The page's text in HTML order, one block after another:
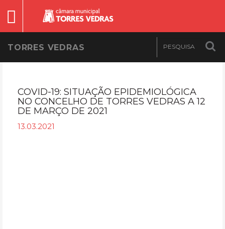
TORRES VEDRAS
COVID-19: SITUAÇÃO EPIDEMIOLÓGICA
NO CONCELHO DE TORRES VEDRAS A 12
DE MARÇO DE 2021
13.03.2021